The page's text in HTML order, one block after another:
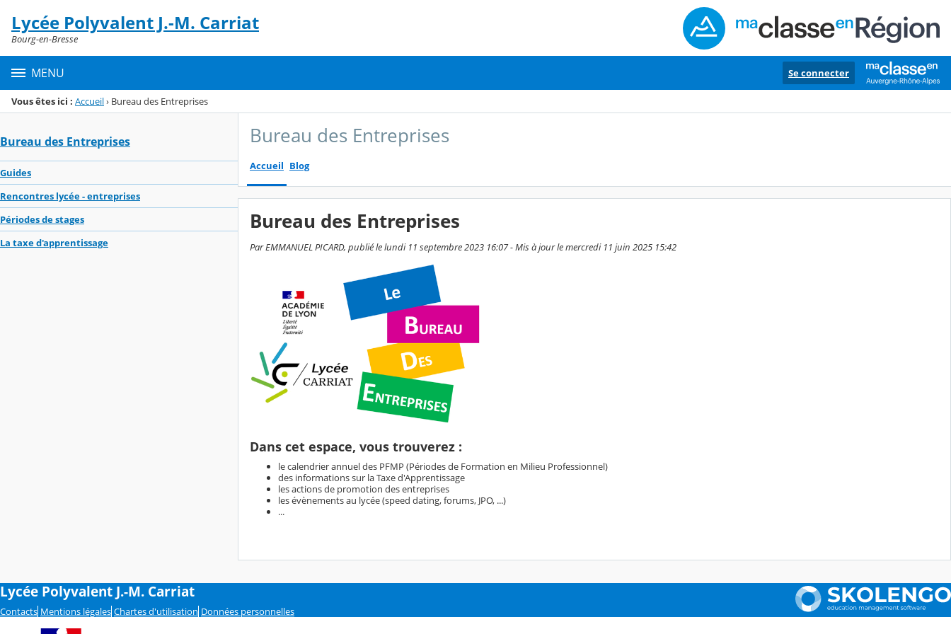
Menu de la rubrique
Contenu
Lycée Polyvalent J.-M. Carriat
Bourg-en-Bresse
MENU Se connecter
Vous êtes ici : Accueil› Bureau des Entreprises
Bureau des Entreprises
Guides
Rencontres lycée - entreprises
Périodes de stages
La taxe d'apprentissage
Bureau des Entreprises
Accueil Blog
Bureau des Entreprises
Par EMMANUEL PICARD, publié le lundi 11 septembre 2023 16:07 - Mis à jour le mercredi 11 juin 2025 15:42
Dans cet espace, vous trouverez :
le calendrier annuel des PFMP (Périodes de Formation en Milieu Professionnel)
des informations sur la Taxe d'Apprentissage
les actions de promotion des entreprises
les évènements au lycée (speed dating, forums, JPO, ...)
...
Lycée Polyvalent J.-M. Carriat
Contacts Mentions légales Chartes d'utilisation Données personnelles